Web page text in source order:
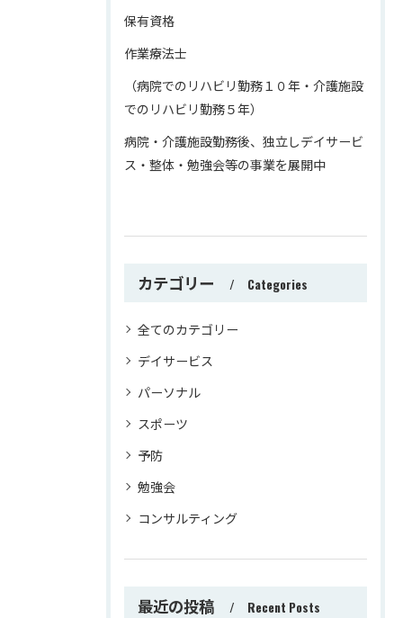
保有資格
作業療法士
（病院でのリハビリ勤務１０年・介護施設
でのリハビリ勤務５年）
病院・介護施設勤務後、独立しデイサービ
ス・整体・勉強会等の事業を展開中
カテゴリー Categories
全てのカテゴリー
デイサービス
パーソナル
スポーツ
予防
勉強会
コンサルティング
最近の投稿 Recent Posts